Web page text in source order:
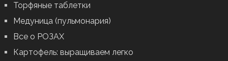
Торфяные таблетки
Медуница (пульмонария)
Все о РОЗАХ
Картофель: выращиваем легко